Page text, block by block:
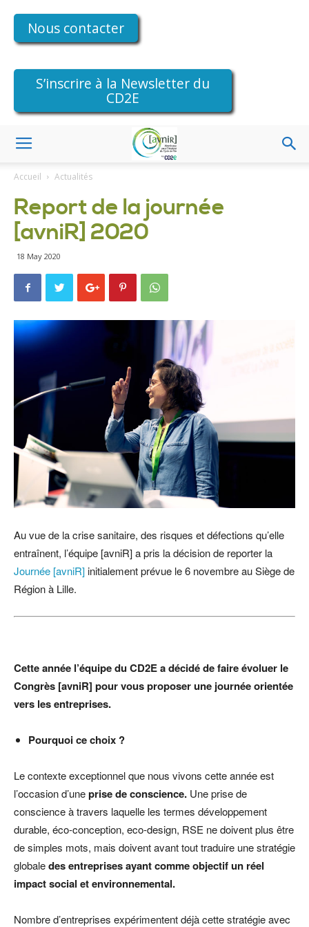
Nous contacter
S’inscrire à la Newsletter du
CD2E
Accueil Actualités
Report de la journée
[avniR] 2020
18 May 2020
Au vue de la crise sanitaire, des risques et défections qu’elle
entraînent, l’équipe [avniR] a pris la décision de reporter la
Journée [avniR]initialement prévue le 6 novembre au Siège de
Région à Lille.
Cette année l’équipe du CD2E a décidé de faire évoluer le
Congrès [avniR] pour vous proposer une journée orientée
vers les entreprises.
Pourquoi ce choix ?
Le contexte exceptionnel que nous vivons cette année est
l’occasion d’uneprise de conscience. Une prise de
conscience à travers laquelle les termes développement
durable, éco-conception, eco-design, RSE ne doivent plus être
de simples mots, mais doivent avant tout traduire une stratégie
globaledes entreprises ayant comme objectif un réel
impact social et environnemental.
Nombre d’entreprises expérimentent déjà cette stratégie avec